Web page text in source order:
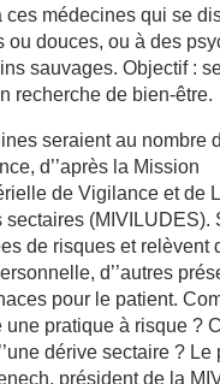
ces médecines qui se
ou douces, ou à des
sauvages. Objectif :
recherche de bien-être.
seraient au nombre
d’’après la Mission
de Vigilance et de
sectaires (MIVILUDES).
de risques et relèvent
d’’autres
pour le patient.
une pratique à risque ?
dérive sectaire ? Le
président de la